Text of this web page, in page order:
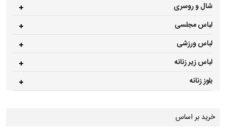
شال و روسری
لباس مجلسی
لباس ورزشی
لباس زیر زنانه
بلوز زنانه
خرید بر اساس